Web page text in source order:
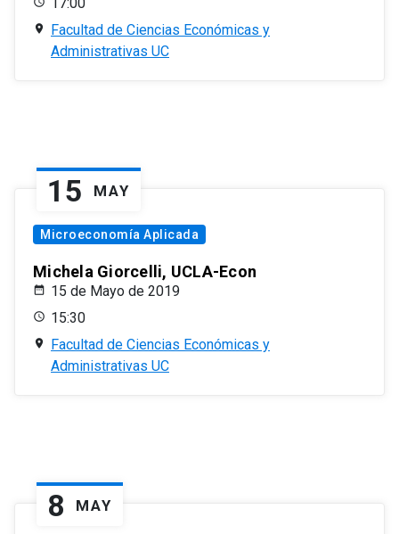
Facultad de Ciencias Económicas y
Administrativas UC
15 MAY
Microeconomía Aplicada
Michela Giorcelli, UCLA-Econ
15 de Mayo de 2019
15:30
Facultad de Ciencias Económicas y
Administrativas UC
8 MAY